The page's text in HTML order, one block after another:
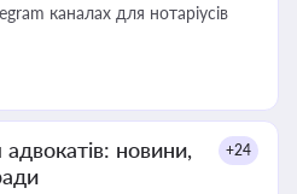
каналах для нотаріусів
новини,
+24